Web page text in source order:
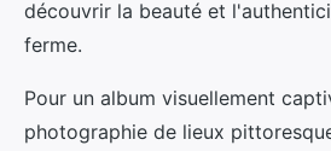
découvrir la beauté et
ferme.
Pour un album visuellement
photographie de lieux